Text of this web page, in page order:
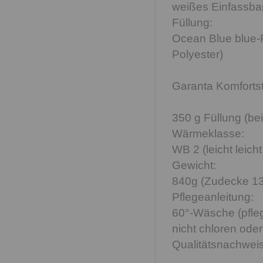
weißes
Füllung:
Ocean Blue blue-
Polyester)
Garanta
350 g Füllung
Wärmeklasse:
WB 2 (leicht
Gewicht:
840g (Zudecke
Pflegeanleitung:
60°-Wäsche
nicht chloren